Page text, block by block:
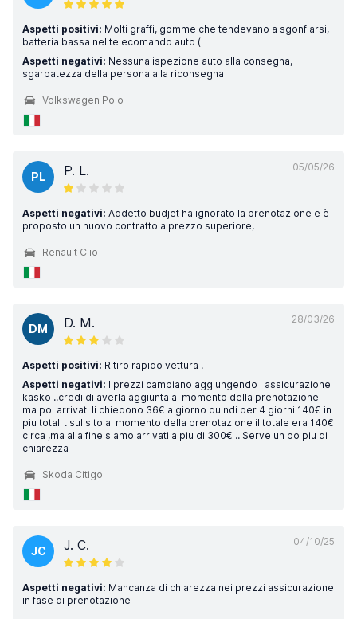
Aspetti positivi: Molti graffi, gomme che tendevano a sgonfiarsi,
batteria bassa nel telecomando auto (
Aspetti negativi: Nessuna ispezione auto alla consegna,
sgarbatezza della persona alla riconsegna
Volkswagen Polo
05/05/26
PL P. L.
Aspetti negativi: Addetto budjet ha ignorato la prenotazione e è
proposto un nuovo contratto a prezzo superiore,
Renault Clio
28/03/26
DM D. M.
Aspetti positivi: Ritiro rapido vettura .
Aspetti negativi: I prezzi cambiano aggiungendo l assicurazione
kasko ..credi di averla aggiunta al momento della prenotazione
ma poi arrivati li chiedono 36€ a giorno quindi per 4 giorni 140€ in
piu totali . sul sito al momento della prenotazione il totale era 140€
circa ,ma alla fine siamo arrivati a piu di 300€ .. Serve un po piu di
chiarezza
Skoda Citigo
04/10/25
JC J. C.
Aspetti negativi: Mancanza di chiarezza nei prezzi assicurazione
in fase di prenotazione